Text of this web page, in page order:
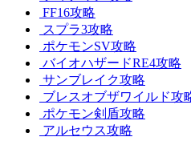
FF16攻略
スプラ3攻略
ポケモンSV攻略
バイオハザードRE4攻略
サンブレイク攻略
ブレスオブザワイルド攻
ポケモン剣盾攻略
アルセウス攻略